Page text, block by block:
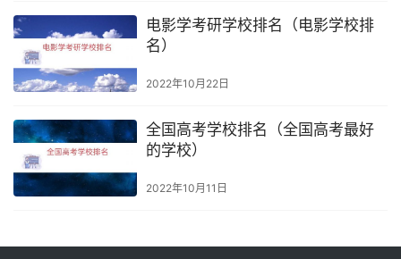
电影学考研学校排名（电影学校排
名）
2022年10月22日
全国高考学校排名（全国高考最好
的学校）
2022年10月11日